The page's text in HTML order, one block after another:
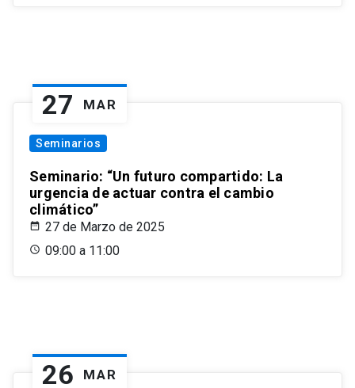
27 MAR
Seminarios
Seminario: “Un futuro compartido: La
urgencia de actuar contra el cambio
climático”
27 de Marzo de 2025
09:00 a 11:00
26 MAR